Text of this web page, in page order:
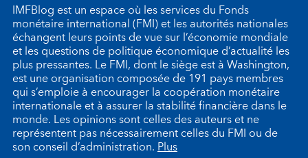
IMFBlog est un espace où les services du Fonds
monétaire international (FMI) et les autorités nationales
échangent leurs points de vue sur l’économie mondiale
et les questions de politique économique d’actualité les
plus pressantes. Le FMI, dont le siège est à Washington,
est une organisation composée de 191 pays membres
qui s’emploie à encourager la coopération monétaire
internationale et à assurer la stabilité financière dans le
monde. Les opinions sont celles des auteurs et ne
représentent pas nécessairement celles du FMI ou de
son conseil d’administration.Plus